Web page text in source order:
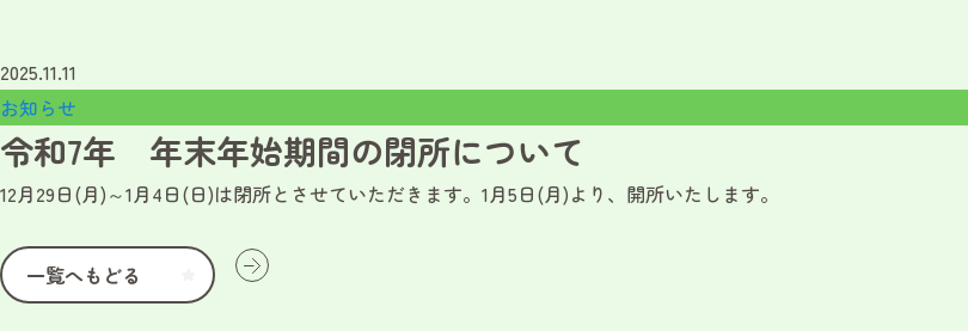
2025.11.11
お知らせ
令和7年 年末年始期間の閉所について
12月29日(月)～1月4日(日)は閉所とさせていただきます。1月5日(月)より、開所いたします。
投稿ナビゲーション
一覧へもどる